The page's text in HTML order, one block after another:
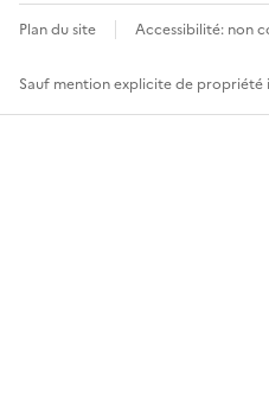
Plan du site Accessibilité: non
Sauf mention explicite de propriété